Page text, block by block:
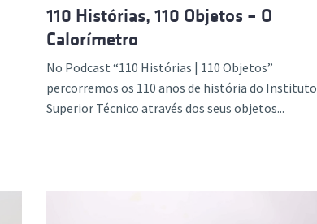
110 Histórias, 110 Objetos – O
Calorímetro
No Podcast “110 Histórias | 110 Objetos”
percorremos os 110 anos de história do Instituto
Superior Técnico através dos seus objetos...